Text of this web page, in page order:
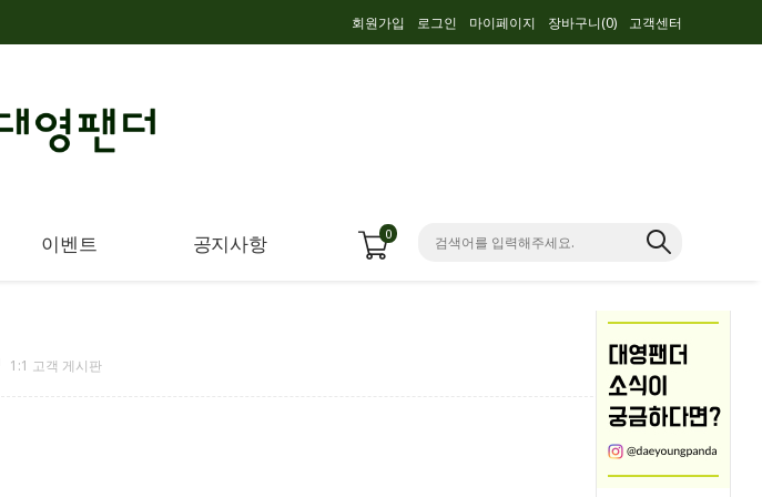
회원가입 로그인 마이페이지 장바구니(0) 고객센터
이벤트 공지사항 0
1:1 고객 게시판